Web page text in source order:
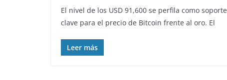
El nivel de los USD 91,600 se perfila como soporte
clave para el precio de Bitcoin frente al oro. El
Leer más